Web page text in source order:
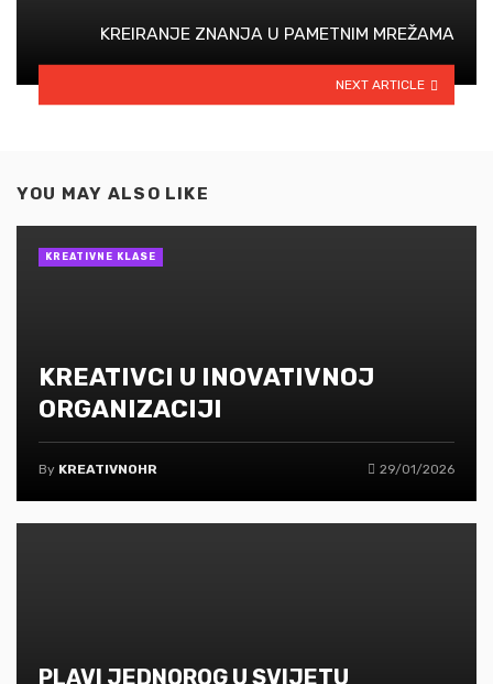
KREIRANJE ZNANJA U PAMETNIM MREŽAMA
NEXT ARTICLE
YOU MAY ALSO LIKE
KREATIVCI U INOVATIVNOJ
ORGANIZACIJI
By KREATIVNOHR 29/01/2026
KREATIVNE KLASE
PLAVI JEDNOROG U SVIJETU